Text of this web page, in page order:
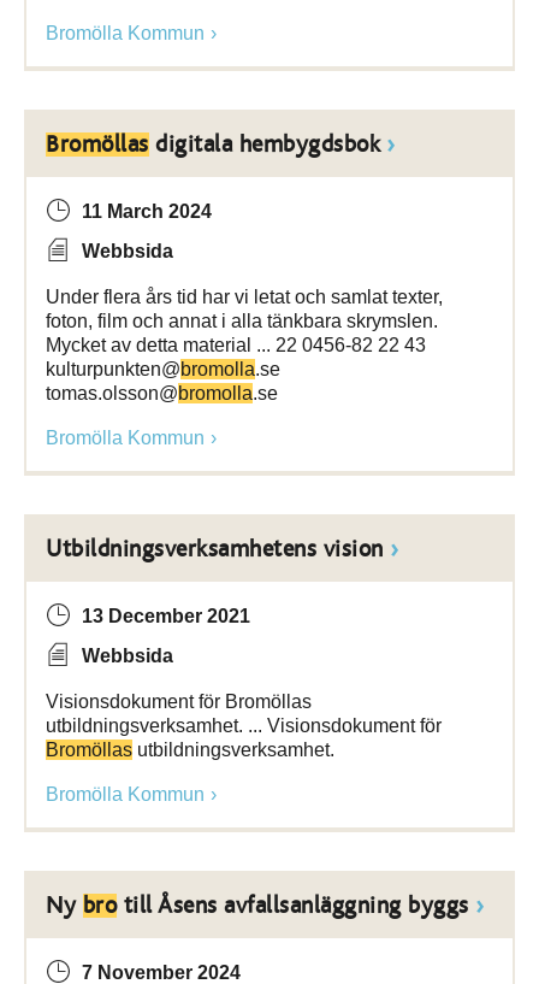
Bromölla Kommun
Bromöllas digitala hembygdsbok
11 March 2024
Webbsida
Under flera års tid har vi letat och samlat texter,
foton, film och annat i alla tänkbara skrymslen.
Mycket av detta material ... 22 0456-82 22 43
kulturpunkten@bromolla.se
tomas.olsson@bromolla.se
Bromölla Kommun
Utbildningsverksamhetens vision
13 December 2021
Webbsida
Visionsdokument för Bromöllas
utbildningsverksamhet. ... Visionsdokument för
Bromöllas utbildningsverksamhet.
Bromölla Kommun
Ny brotill Åsens avfallsanläggning byggs
7 November 2024